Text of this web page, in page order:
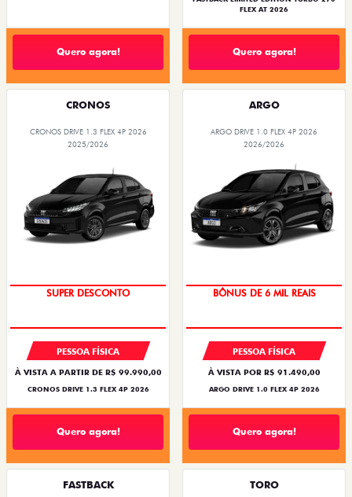
Quero agora!
FLEX AT 2026
Quero agora!
CRONOS
CRONOS DRIVE 1.3 FLEX 4P 2026
2025/2026
SUPER DESCONTO
PESSOA FÍSICA
À VISTA A PARTIR DE R$ 99.990,00
CRONOS DRIVE 1.3 FLEX 4P 2026
Quero agora!
ARGO
ARGO DRIVE 1.0 FLEX 4P 2026
2026/2026
BÔNUS DE 6 MIL REAIS
PESSOA FÍSICA
À VISTA POR R$ 91.490,00
ARGO DRIVE 1.0 FLEX 4P 2026
Quero agora!
FASTBACK TORO